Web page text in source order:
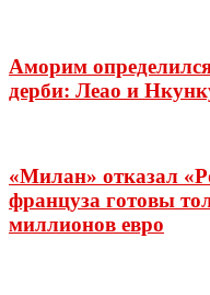
Аморим
дерби: Леао и
«Милан» отказал
француза готовы
миллионов евро